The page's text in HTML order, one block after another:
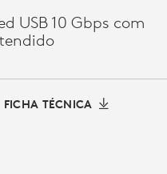
USB 10 Gbps com
FICHA TÉCNICA